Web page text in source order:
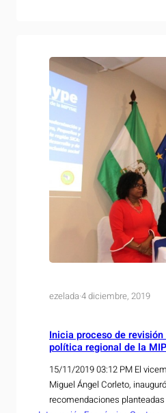
ezelada·4 diciembre, 2019
Inicia proceso de
política regional de la
15/11/2019 03:12 PM El
Miguel Ángel Corleto,
recomendaciones